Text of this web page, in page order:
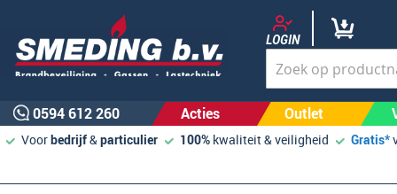
LOGIN
0594 612 260 Acties Outlet
Voorbedrijf&particulier 100% kwaliteit & veiligheid Gratis*